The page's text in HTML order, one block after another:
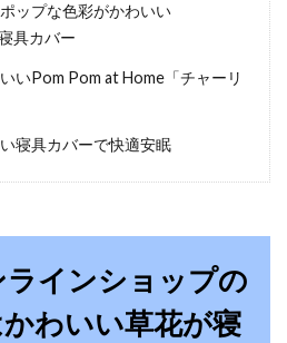
うしたらいい？
ップな色彩がかわいい
具カバー
いPom Pom at Home「チャーリ
寝具カバーで快適安眠
インショップの
わいい草花が寝